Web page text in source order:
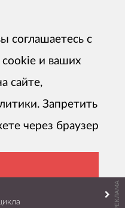
РЕКЛАМА
соглашаетесь с
и ваших
сайте,
Запретить
через браузер